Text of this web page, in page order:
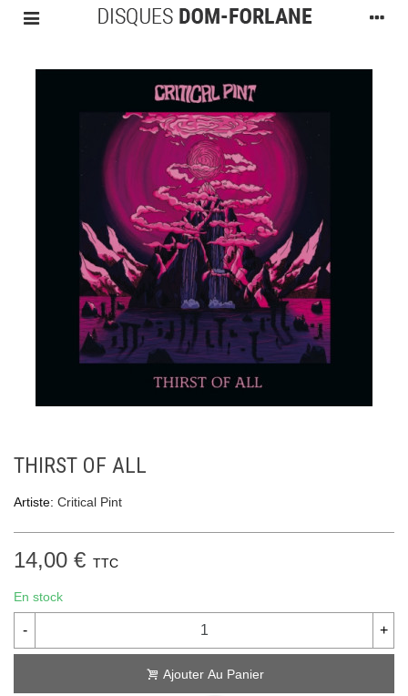
THIRST OF ALL
Artiste: Critical Pint
14,00 € TTC
En stock
- +
Ajouter Au Panier